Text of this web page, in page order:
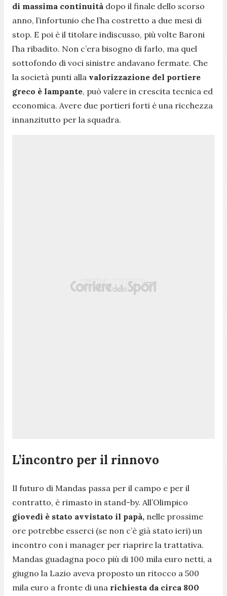
di massima continuità dopo il finale dello scorso
anno, l’infortunio che l’ha costretto a due mesi di
stop. E poi è il titolare indiscusso, più volte Baroni
l’ha ribadito. Non c’era bisogno di farlo, ma quel
sottofondo di voci sinistre andavano fermate. Che
la società punti alla valorizzazione del portiere
greco è lampante, può valere in crescita tecnica ed
economica. Avere due portieri forti è una ricchezza
innanzitutto per la squadra.
L’incontro per il rinnovo
Il futuro di Mandas passa per il campo e per il
contratto, è rimasto in stand-by. All’Olimpico
giovedì è stato avvistato il papà, nelle prossime
ore potrebbe esserci (se non c’è già stato ieri) un
incontro con i manager per riaprire la trattativa.
Mandas guadagna poco più di 100 mila euro netti, a
giugno la Lazio aveva proposto un ritocco a 500
mila euro a fronte di una richiesta da circa 800